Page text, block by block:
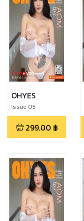
OHYES
Issue 05
299.00 ฿